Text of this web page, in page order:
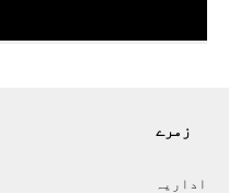
زمرے
اداريہ